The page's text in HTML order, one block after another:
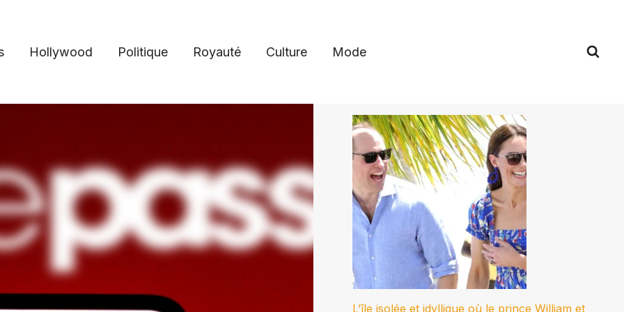
Hollywood Politique Royauté Culture Mode
L’île isolée et idyllique où le prince William et